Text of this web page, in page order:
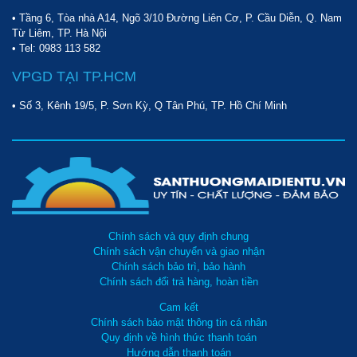
09123 70282 để được hỗ trợ nhanh nhất.
• Tầng 6, Tòa nhà A14, Ngõ 3/10 Đường Liên Cơ, P. Cầu Diễn, Q. Nam
Từ Liêm, TP. Hà Nội
• Tel: 0983 113 582
VPGD TẠI TP.HCM
• Số 3, Kênh 19/5, P. Sơn Kỳ, Q Tân Phú, TP. Hồ Chí Minh
Chính sách và quy định chung
Chính sách vận chuyển và giao nhận
Chính sách bảo trì, bảo hành
Chính sách đổi trả hàng, hoàn tiền
Cam kết
Chính sách bảo mật thông tin cá nhân
Quy định về hình thức thanh toán
Hướng dẫn thanh toán